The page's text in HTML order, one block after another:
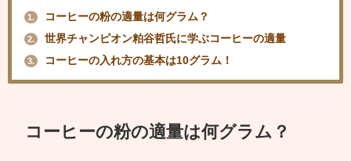
1. コーヒーの粉の適量は何グラム？
2. 世界チャンピオン粕谷哲氏に学ぶコーヒーの適量
3. コーヒーの入れ方の基本は10グラム！
コーヒーの粉の適量は何グラム？